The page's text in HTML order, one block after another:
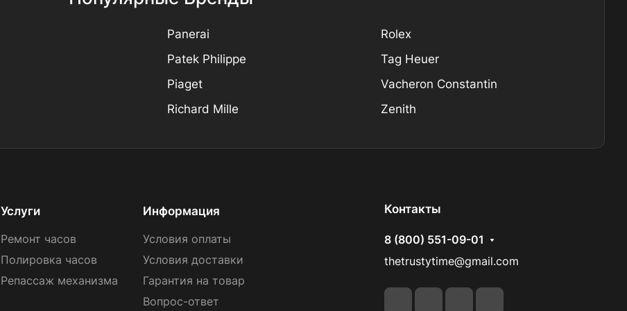
Panerai
Patek Philippe
Piaget
Richard Mille
Rolex
Tag Heuer
Vacheron Constantin
Zenith
Услуги
Ремонт часов
Полировка часов
Репассаж механизма
Информация
Условия оплаты
Условия доставки
Гарантия на товар
Вопрос-ответ
Контакты
8 (800) 551-09-01
thetrustytime@gmail.com